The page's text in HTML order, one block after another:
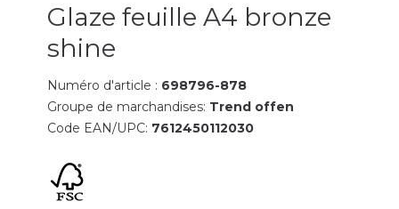
Glaze feuille A4 bronze
shine
Numéro d'article : 698796-878
Groupe de marchandises: Trend offen
Code EAN/UPC: 7612450112030